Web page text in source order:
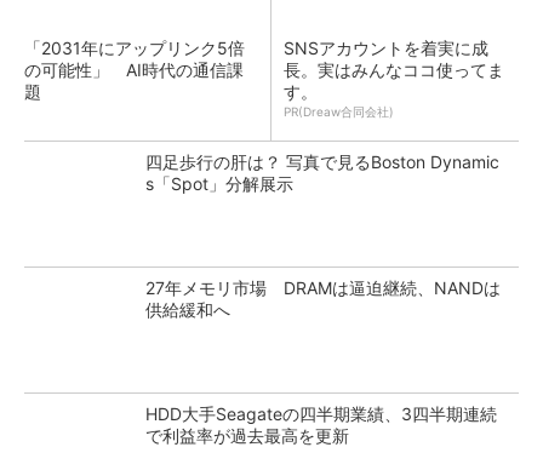
「2031年にアップリンク5倍
の可能性」 AI時代の通信課
題
SNSアカウントを着実に成
長。実はみんなココ使ってま
す。
PR(Dreaw合同会社)
四足歩行の肝は？ 写真で見るBoston Dynamic
s「Spot」分解展示
27年メモリ市場 DRAMは逼迫継続、NANDは
供給緩和へ
HDD大手Seagateの四半期業績、3四半期連続
で利益率が過去最高を更新